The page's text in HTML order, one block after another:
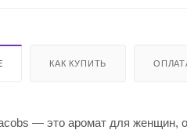
КАК КУПИТЬ
— это аромат для женщин,